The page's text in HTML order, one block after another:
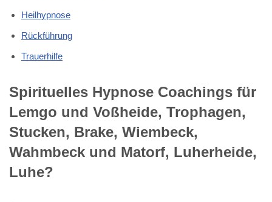
Heilhypnose
Rückführung
Trauerhilfe
Spirituelles Hypnose Coachings für
Lemgo und Voßheide, Trophagen,
Stucken, Brake, Wiembeck,
Wahmbeck und Matorf, Luherheide,
Luhe?